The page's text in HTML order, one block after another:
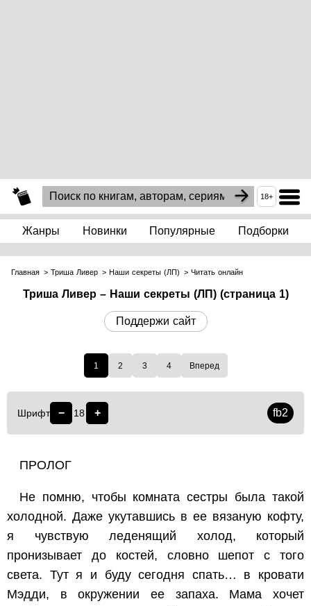
18+
Жанры Новинки Популярные Подборки
Главная Триша Ливер Наши секреты (ЛП) Читать онлайн
Триша Ливер – Наши секреты (ЛП) (страница 1)
Поддержи сайт
1 2 3 4 Вперед
Шрифт − 18 + fb2
ПРОЛОГ
Не помню, чтобы комната сестры была такой
холодной. Даже укутавшись в ее вязаную кофту,
я чувствую леденящий холод, который
пронизывает до костей, словно шепот с того
света. Тут я и буду сегодня спать… в кровати
Мэдди, в окружении ее запаха. Мама хочет